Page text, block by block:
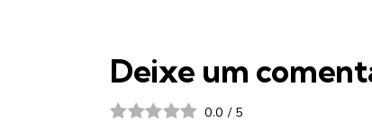
Deixe um
0.0 / 5